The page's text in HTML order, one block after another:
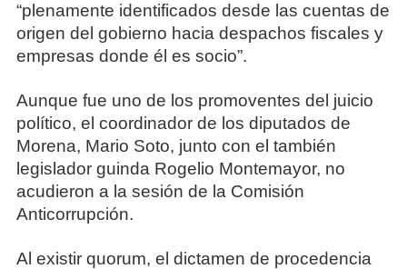
“plenamente identificados desde las cuentas de
origen del gobierno hacia despachos fiscales y
empresas donde él es socio”.
Aunque fue uno de los promoventes del juicio
político, el coordinador de los diputados de
Morena, Mario Soto, junto con el también
legislador guinda Rogelio Montemayor, no
acudieron a la sesión de la Comisión
Anticorrupción.
Al existir quorum, el dictamen de procedencia